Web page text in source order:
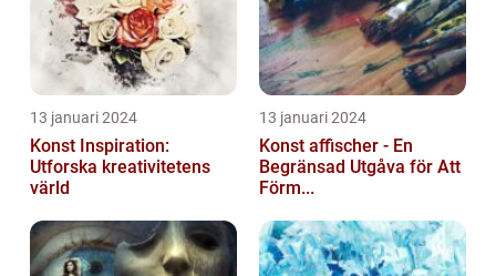
13 januari 2024
Konst Inspiration:
Utforska kreativitetens
värld
13 januari 2024
Konst affischer - En
Begränsad Utgåva för Att
Förm...